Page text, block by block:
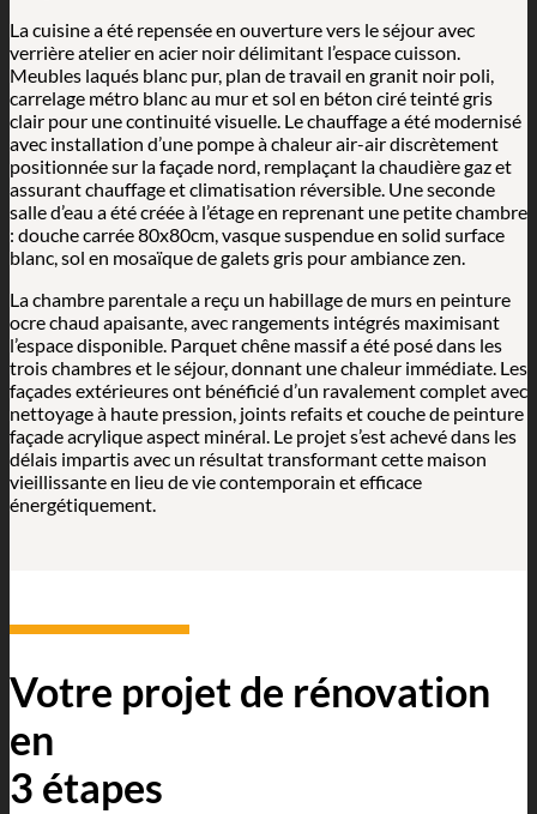
La cuisine a été repensée en ouverture vers le séjour avec
verrière atelier en acier noir délimitant l’espace cuisson.
Meubles laqués blanc pur, plan de travail en granit noir poli,
carrelage métro blanc au mur et sol en béton ciré teinté gris
clair pour une continuité visuelle. Le chauffage a été modernisé
avec installation d’une pompe à chaleur air-air discrètement
positionnée sur la façade nord, remplaçant la chaudière gaz et
assurant chauffage et climatisation réversible. Une seconde
salle d’eau a été créée à l’étage en reprenant une petite chambre
: douche carrée 80x80cm, vasque suspendue en solid surface
blanc, sol en mosaïque de galets gris pour ambiance zen.
La chambre parentale a reçu un habillage de murs en peinture
ocre chaud apaisante, avec rangements intégrés maximisant
l’espace disponible. Parquet chêne massif a été posé dans les
trois chambres et le séjour, donnant une chaleur immédiate. Les
façades extérieures ont bénéficié d’un ravalement complet avec
nettoyage à haute pression, joints refaits et couche de peinture
façade acrylique aspect minéral. Le projet s’est achevé dans les
délais impartis avec un résultat transformant cette maison
vieillissante en lieu de vie contemporain et efficace
énergétiquement.
Votre projet de rénovation
en
3 étapes